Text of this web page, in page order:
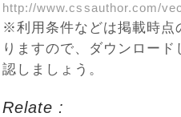
http://www.cssauthor.com/
※利用条件などは掲載時点
りますので、ダウンロー
認しましょう。
Relate :